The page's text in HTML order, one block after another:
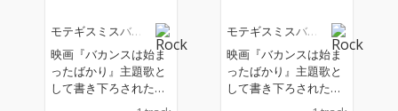
モテギスミスバン
映画『バカンスは始ま
ったばかり』主題歌と
して書き下ろされた新
曲。 木村聡志監督によ
モテギスミスバン
映画『バカンスは始ま
ったばかり』主題歌と
して書き下ろされた新
曲。 木村聡志監督によ